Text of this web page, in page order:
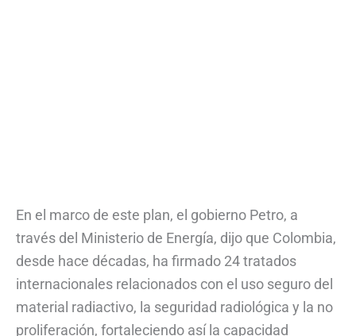
En el marco de este plan, el gobierno Petro, a
través del Ministerio de Energía, dijo que Colombia,
desde hace décadas, ha firmado 24 tratados
internacionales relacionados con el uso seguro del
material radiactivo, la seguridad radiológica y la no
proliferación, fortaleciendo así la capacidad